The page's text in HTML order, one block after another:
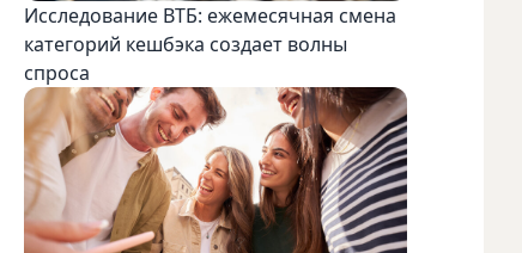
Исследование ВТБ: ежемесячная смена
категорий кешбэка создает волны
спроса